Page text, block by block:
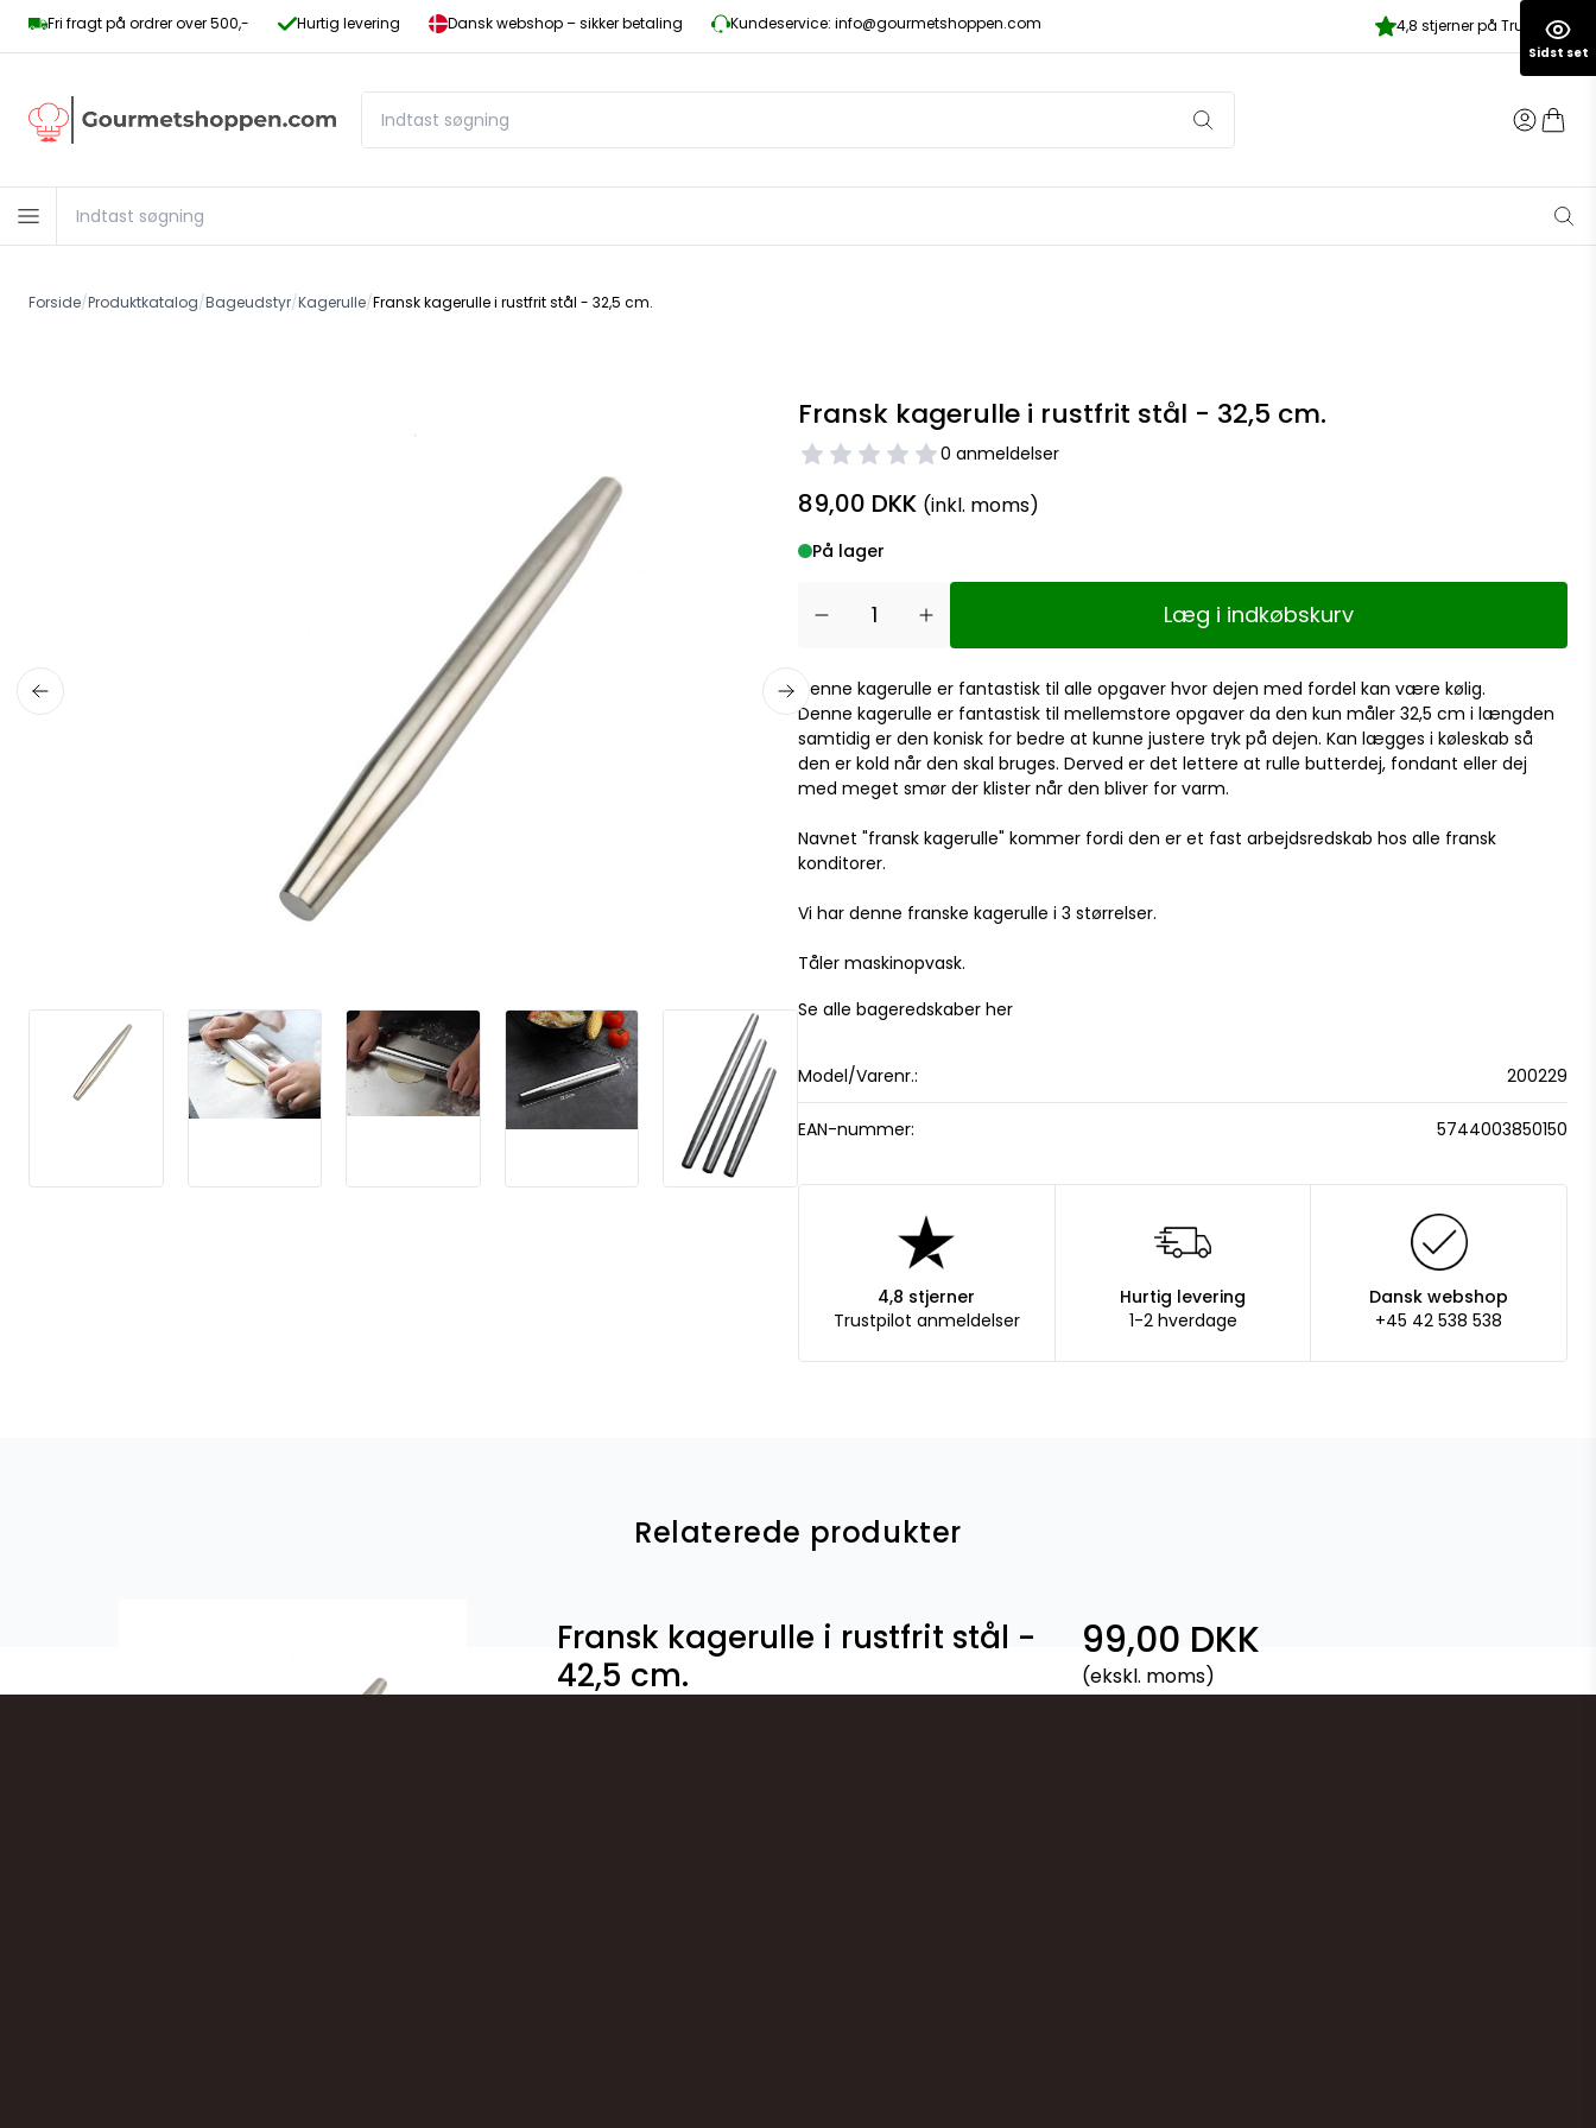
Fri fragt på ordrer over 500,- Hurtig levering Dansk webshop – sikker betaling Kundeservice: info@gourmetshoppen.com 4,8 stjerner på Trustpilot
Forside/Produktkatalog/Bageudstyr/Kagerulle/Fransk kagerulle i rustfrit stål - 32,5 cm.
Fransk kagerulle i rustfrit stål - 32,5 cm.
0 anmeldelser
89,00 DKK (inkl. moms)
På lager
Læg i indkøbskurv
Denne kagerulle er fantastisk til alle opgaver hvor dejen med fordel kan være kølig.
Denne kagerulle er fantastisk til mellemstore opgaver da den kun måler 32,5 cm i længden
samtidig er den konisk for bedre at kunne justere tryk på dejen. Kan lægges i køleskab så
den er kold når den skal bruges. Derved er det lettere at rulle butterdej, fondant eller dej
med meget smør der klister når den bliver for varm.
Navnet "fransk kagerulle" kommer fordi den er et fast arbejdsredskab hos alle fransk
konditorer.
Vi har denne franske kagerulle i 3 størrelser.
Tåler maskinopvask.
Se alle bageredskaber her
Model/Varenr.: 200229
EAN-nummer: 5744003850150
4,8 stjerner
Trustpilot anmeldelser
Hurtig levering
1-2 hverdage
Dansk webshop
+45 42 538 538
Relaterede produkter
Fransk kagerulle i rustfrit stål -
42,5 cm.
99,00 DKK
(ekskl. moms)
Sidst set